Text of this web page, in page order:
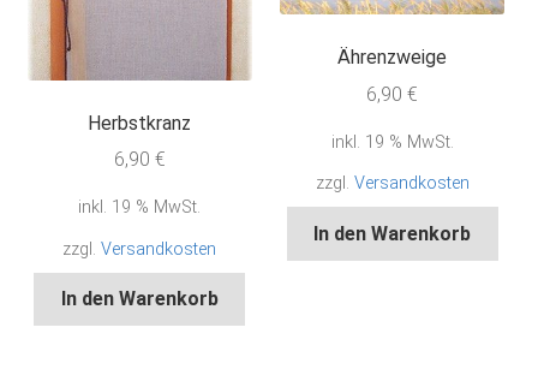
Herbstkranz
6,90 €
inkl. 19 % MwSt.
zzgl.Versandkosten
In den Warenkorb
Ährenzweige
6,90€
inkl. 19 % MwSt.
zzgl. Versandkosten
In den Warenkorb